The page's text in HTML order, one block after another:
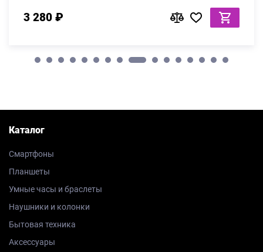
3 280 ₽
Каталог
Смартфоны
Планшеты
Умные часы и браслеты
Наушники и колонки
Бытовая техника
Аксессуары